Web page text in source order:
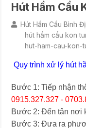
Hút Hầm Cầu
Hút Hầm Cầu Bình
hút hầm cầu kon
hut-ham-cau-kon-
Quy trình xử lý hút
Bước 1: Tiếp nhận
0915.327.327 -
Bước 2: Đến tận nơi
Bước 3: Đưa ra